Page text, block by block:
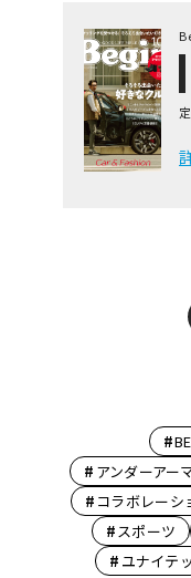
#
# アンダーアー
# コラボレーシ
#スポーツ
# ユナイテ